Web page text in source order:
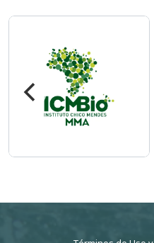
Imagem